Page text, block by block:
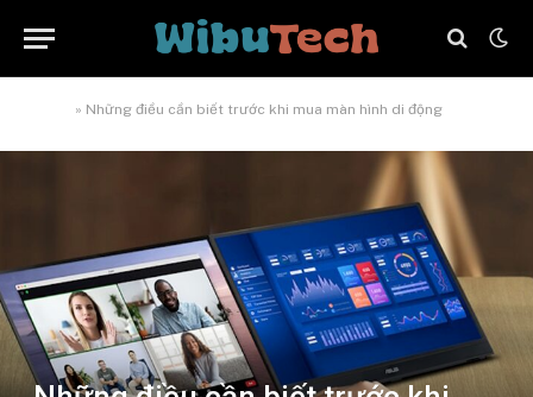
» Những điều cần biết trước khi mua màn hình di động